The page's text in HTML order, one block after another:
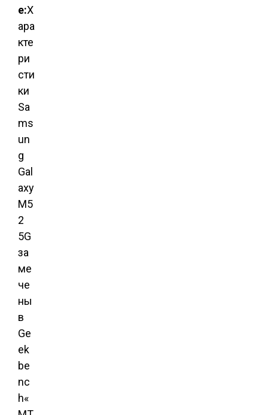
е:Х
ара
кте
ри
сти
ки
Sa
ms
un
g
Gal
axy
M5
2
5G
за
ме
че
ны
в
Ge
ek
be
nc
h«